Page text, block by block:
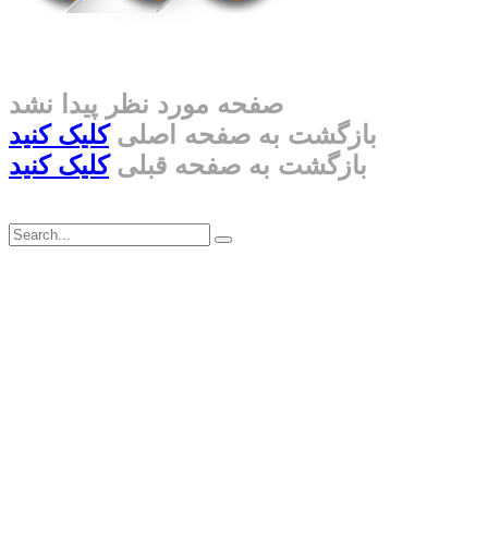
صفحه مورد نظر پیدا نشد
بازگشت به صفحه اصلیکلیک کنید
بازگشت به صفحه قبلیکلیک کنید